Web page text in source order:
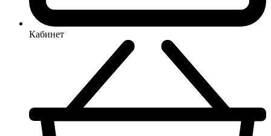
Кабинет